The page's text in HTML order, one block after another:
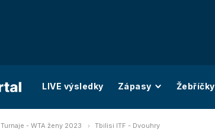
LIVE výsledky Zápasy Žebříčky
Turnaje - WTA ženy 2023 Tbilisi ITF - Dvouhry